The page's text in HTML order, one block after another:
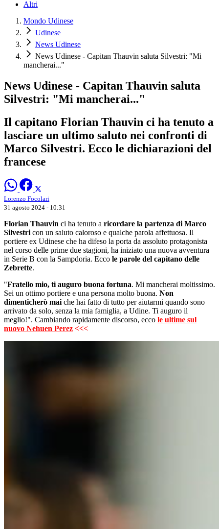
Altri
Mondo Udinese
Udinese
News Udinese
News Udinese - Capitan Thauvin saluta Silvestri: "Mi
mancherai..."
News Udinese - Capitan Thauvin saluta
Silvestri: "Mi mancherai..."
Il capitano Florian Thauvin ci ha tenuto a
lasciare un ultimo saluto nei confronti di
Marco Silvestri. Ecco le dichiarazioni del
francese
Lorenzo Focolari
31 agosto 2024 - 10:31
Florian Thauvin ci ha tenuto a ricordare la partenza di Marco
Silvestri con un saluto caloroso e qualche parola affettuosa. Il
portiere ex Udinese che ha difeso la porta da assoluto protagonista
nel corso delle prime due stagioni, ha iniziato una nuova avventura
in Serie B con la Sampdoria. Ecco le parole del capitano delle
Zebrette.
"Fratello mio, ti auguro buona fortuna. Mi mancherai moltissimo.
Sei un ottimo portiere e una persona molto buona. Non
dimenticherò mai che hai fatto di tutto per aiutarmi quando sono
arrivato da solo, senza la mia famiglia, a Udine. Ti auguro il
meglio!". Cambiando rapidamente discorso, ecco le ultime sul
nuovo Nehuen Perez <<<